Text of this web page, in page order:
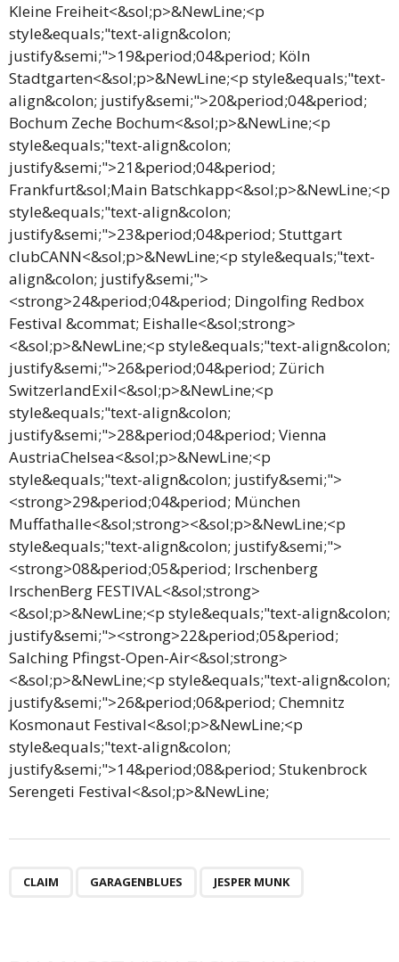
Kleine Freiheit<&sol;p>&NewLine;<p
style&equals;"text-align&colon;
justify&semi;">19&period;04&period; Köln
Stadtgarten<&sol;p>&NewLine;<p style&equals;"text-
align&colon; justify&semi;">20&period;04&period;
Bochum Zeche Bochum<&sol;p>&NewLine;<p
style&equals;"text-align&colon;
justify&semi;">21&period;04&period;
Frankfurt&sol;Main Batschkapp<&sol;p>&NewLine;<p
style&equals;"text-align&colon;
justify&semi;">23&period;04&period; Stuttgart
clubCANN<&sol;p>&NewLine;<p style&equals;"text-
align&colon; justify&semi;">
<strong>24&period;04&period; Dingolfing Redbox
Festival &commat; Eishalle<&sol;strong>
<&sol;p>&NewLine;<p style&equals;"text-align&colon;
justify&semi;">26&period;04&period; Zürich
SwitzerlandExil<&sol;p>&NewLine;<p
style&equals;"text-align&colon;
justify&semi;">28&period;04&period; Vienna
AustriaChelsea<&sol;p>&NewLine;<p
style&equals;"text-align&colon; justify&semi;">
<strong>29&period;04&period; München
Muffathalle<&sol;strong><&sol;p>&NewLine;<p
style&equals;"text-align&colon; justify&semi;">
<strong>08&period;05&period; Irschenberg
IrschenBerg FESTIVAL<&sol;strong>
<&sol;p>&NewLine;<p style&equals;"text-align&colon;
justify&semi;"><strong>22&period;05&period;
Salching Pfingst-Open-Air<&sol;strong>
<&sol;p>&NewLine;<p style&equals;"text-align&colon;
justify&semi;">26&period;06&period; Chemnitz
Kosmonaut Festival<&sol;p>&NewLine;<p
style&equals;"text-align&colon;
justify&semi;">14&period;08&period; Stukenbrock
Serengeti Festival<&sol;p>&NewLine;
CLAIM GARAGENBLUES JESPER MUNK